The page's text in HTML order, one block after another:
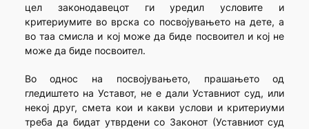
цел законодавецот ги уредил условите и
критериумите во врска со посвојувањето на дете, а
во таа смисла и кој може да биде посвоител и кој не
може да биде посвоител.
Во однос на посвојувањето, прашањето од
гледиштето на Уставот, не е дали Уставниот суд, или
некој друг, смета кои и какви услови и критериуми
треба да бидат утврдени со Законот (Уставниот суд